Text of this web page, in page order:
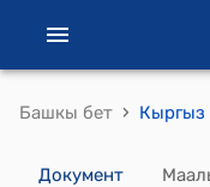
Башкы бет ›
Документ